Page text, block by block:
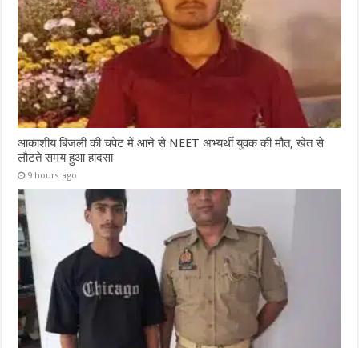
आकाशीय बिजली की चपेट में आने से NEET अभ्यर्थी युवक की मौत, खेत से
लौटते समय हुआ हादसा
9 hours ago